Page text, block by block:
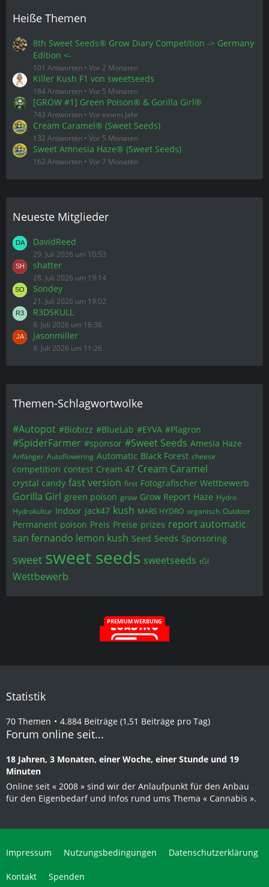
Heiße Themen
8th Sweet Seeds® Grow Diary Competition -> Germany
Edition <-
101 Antworten Vor 2 Monaten
Killer Kush F1 von sweetseeds
184 Antworten Vor 5 Monaten
[GROW #1] Green Poison® & Gorilla Girl®
743 Antworten Vor einem Jahr
Cream Caramel® (Sweet Seeds)
132 Antworten Vor 5 Monaten
Sweet Amnesia Haze® (Sweet Seeds)
162 Antworten Vor 7 Monaten
Neueste Mitglieder
DavidReed
29. Juli 2026 um 10:53
shatter
28. Juli 2026 um 19:14
Sondey
21. Juli 2026 um 19:02
R3D5KULL
8. Juli 2026 um 16:38
jasonmiller
8. Juli 2026 um 11:26
Themen-Schlagwortwolke
#Autopot #Biobizz #BlueLab #EYVA #Plagron
#SpiderFarmer #sponsor #Sweet Seeds Amesia Haze
Anfänger Autoflowering Automatic Black Forest cheese
competition contest Cream 47 Cream Caramel
crystal candy fast version first Fotografischer Wettbewerb
Gorilla Girl green poison grow Grow Report Haze Hydro
Hydrokultur Indoor jack47 kush MARS HYDRO organisch Outdoor
Permanent poison Preis Preise prizes report automatic
san fernando lemon kush Seed Seeds Sponsoring
sweet sweet seeds sweetseeds tGl
Wettbewerb
PREMIUM WERBUNG
Statistik
70 Themen 4.884 Beiträge (1,51 Beiträge pro Tag)
Forum online seit...
18 Jahren, 3 Monaten, einer Woche, einer Stunde und 19
Minuten
Online seit « 2008 » sind wir der Anlaufpunkt für den Anbau
für den Eigenbedarf und Infos rund ums Thema « Cannabis ».
Impressum Nutzungsbedingungen Datenschutzerklärung
Kontakt Spenden